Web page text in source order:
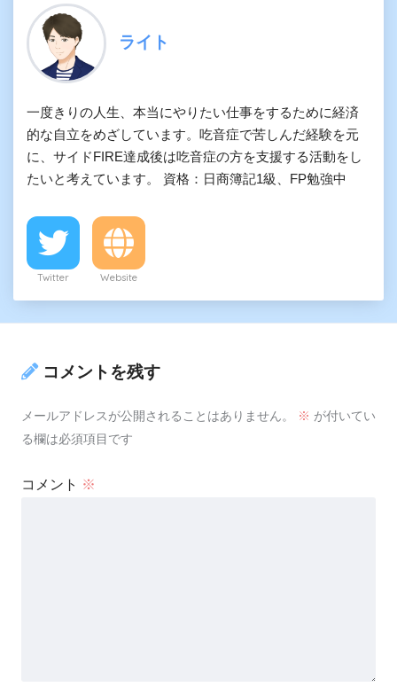
ライト
一度きりの人生、本当にやりたい仕事をするために経済
的な自立をめざしています。吃音症で苦しんだ経験を元
に、サイドFIRE達成後は吃音症の方を支援する活動をし
たいと考えています。 資格：日商簿記1級、FP勉強中
Twitter Website
コメントを残す
メールアドレスが公開されることはありません。 ※ が付いてい
る欄は必須項目です
コメント ※